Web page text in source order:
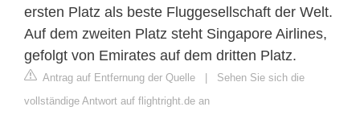
ersten Platz als beste Fluggesellschaft der Welt.
Auf dem zweiten Platz steht Singapore Airlines,
gefolgt von Emirates auf dem dritten Platz.
Antrag auf Entfernung der Quelle
Sehen Sie sich die
vollständige Antwort auf flightright.de an